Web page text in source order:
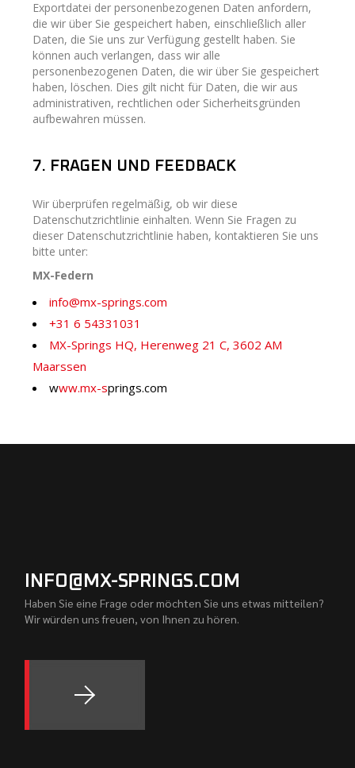
Exportdatei der personenbezogenen Daten anfordern,
die wir über Sie gespeichert haben, einschließlich aller
Daten, die Sie uns zur Verfügung gestellt haben. Sie
können auch verlangen, dass wir alle
personenbezogenen Daten, die wir über Sie gespeichert
haben, löschen. Dies gilt nicht für Daten, die wir aus
administrativen, rechtlichen oder Sicherheitsgründen
aufbewahren müssen.
7. FRAGEN UND FEEDBACK
Wir überprüfen regelmäßig, ob wir diese
Datenschutzrichtlinie einhalten. Wenn Sie Fragen zu
dieser Datenschutzrichtlinie haben, kontaktieren Sie uns
bitte unter:
MX-Federn
info@mx-springs.com
+31 6 54331031
MX-Springs HQ, Herenweg 21 C, 3602 AM
Maarssen
www.mx-springs.com
INFO@MX-SPRINGS.COM
Haben Sie eine Frage oder möchten Sie uns etwas mitteilen?
Wir würden uns freuen, von Ihnen zu hören.